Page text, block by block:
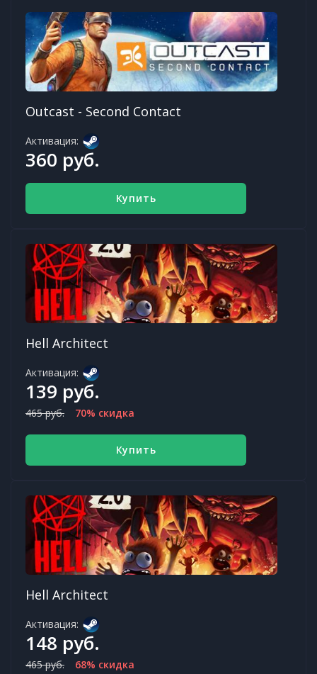
Outcast - Second Contact
Активация:
360 руб.
Купить
Hell Architect
Активация:
139 руб.
465 руб. 70% скидка
Купить
Hell Architect
Активация:
148 руб.
465 руб. 68% скидка